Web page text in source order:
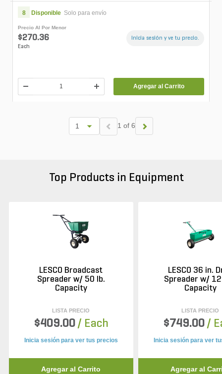
8 Disponible Solo para envío
Precio Al Por Menor
$270.36
Each
Inicia sesión y ve tu precio.
Agregar al Carrito
1 of 6
Top Products in Equipment
LESCO Broadcast
Spreader w/ 50 lb.
Capacity
LISTA PRECIO
$409.00 / Each
Inicia sesión para ver tus precios
Agregar al Carrito
LESCO 36 in.
Spreader w/
Capacity
LISTA PRECIO
$749.00 /
Inicia sesión para ver
Agregar al